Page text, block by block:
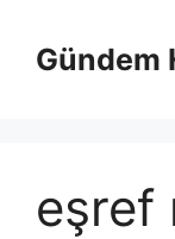
Gündem
eşref